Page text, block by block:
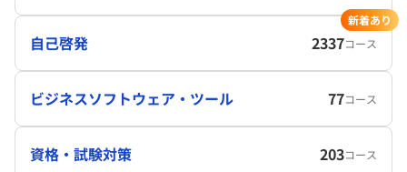
自己啓発 2337コース
新着あり
ビジネスソフトウェア・ツール 77コース
資格・試験対策 203コース